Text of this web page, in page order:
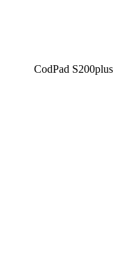
CodPad S200plus